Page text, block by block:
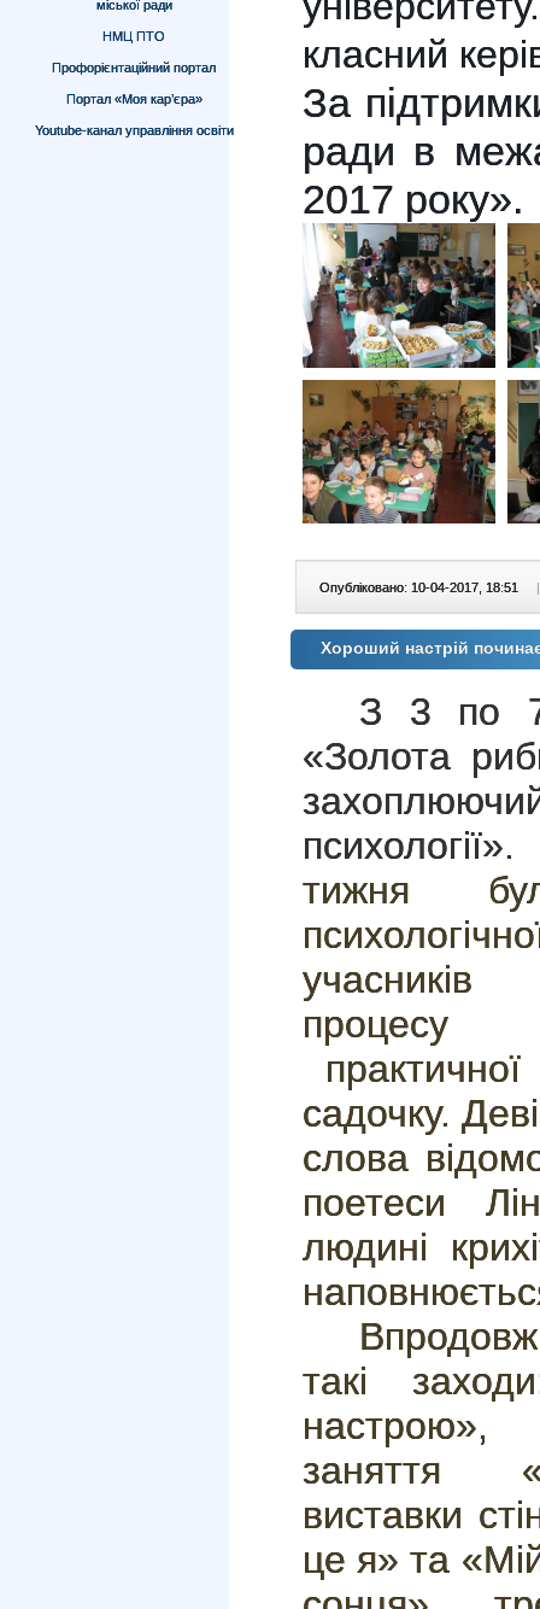
міської ради
НМЦ ПТО
Профорієнтаційний портал
Портал «Моя кар’єра»
Youtube-канал управління освіти
класний
За
ради в
2017 року».
Опубліковано: 10-04-2017, 18:51
Хороший настрій
З 3 по
«Золота
тижня
учасників
процесу
садочку.
слова
поетеси
людині
такі
заняття
виставки
це я» та